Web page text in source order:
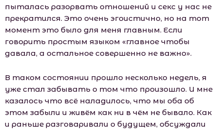
пыталась разорвать отношений и секс у нас не
прекратился. Это очень эгоистично, но на тот
момент это было для меня главным. Если
говорить простым языком «главное чтобы
давала, а остальное совершенно не важно».
В таком состоянии прошло несколько недель, я
уже стал забывать о том что произошло. И мне
казалось что всё наладилось, что мы оба об
этом забыли и живём как ни в чём не бывало. Как
и раньше разговаривали о будущем, обсуждали